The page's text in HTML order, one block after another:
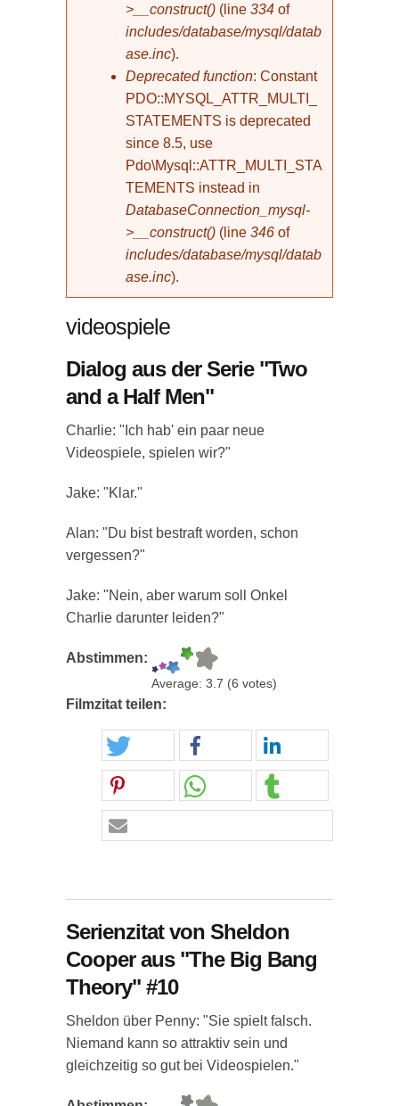
>__construct() (line 334 of
includes/database/mysql/datab
ase.inc).
Deprecated function: Constant
PDO::MYSQL_ATTR_MULTI_
STATEMENTS is deprecated
since 8.5, use
Pdo\Mysql::ATTR_MULTI_STA
TEMENTS instead in
DatabaseConnection_mysql-
>__construct() (line 346 of
includes/database/mysql/datab
ase.inc).
videospiele
Dialog aus der Serie "Two
and a Half Men"
Charlie: "Ich hab' ein paar neue
Videospiele, spielen wir?"
Jake: "Klar."
Alan: "Du bist bestraft worden, schon
vergessen?"
Jake: "Nein, aber warum soll Onkel
Charlie darunter leiden?"
Abstimmen:
Average: 3.7 (6 votes)
Filmzitat teilen:
Serienzitat von Sheldon
Cooper aus "The Big Bang
Theory" #10
Sheldon über Penny: "Sie spielt falsch.
Niemand kann so attraktiv sein und
gleichzeitig so gut bei Videospielen."